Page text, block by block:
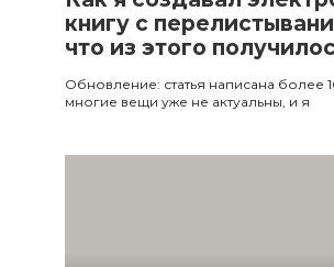
книгу с
что из этого
Обновление: статья написана более
многие вещи уже не актуальны, и я